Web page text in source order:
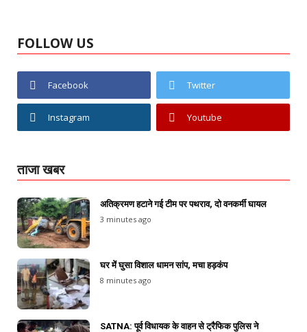
FOLLOW US
Facebook Twitter
Instagram Youtube
ताजा खबर
अतिक्रमण हटाने गई टीम पर पथराव, दो वनकर्मी घायल
3 minutes ago
घर में घुसा विशाल धामन सांप, मचा हड़कंप
8 minutes ago
SATNA: पूर्व विधायक के वाहन से ट्रैफिक पुलिस ने